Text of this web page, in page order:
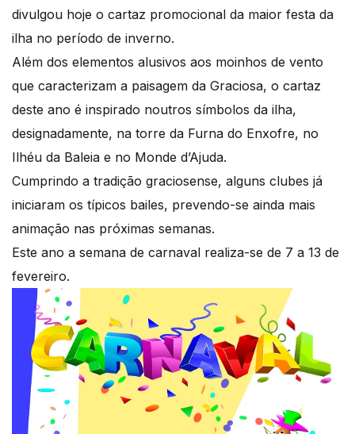
divulgou hoje o cartaz promocional da maior festa da
ilha no período de inverno.
Além dos elementos alusivos aos moinhos de vento
que caracterizam a paisagem da Graciosa, o cartaz
deste ano é inspirado noutros símbolos da ilha,
designadamente, na torre da Furna do Enxofre, no
Ilhéu da Baleia e no Monde d’Ajuda.
Cumprindo a tradição graciosense, alguns clubes já
iniciaram os típicos bailes, prevendo-se ainda mais
animação nas próximas semanas.
Este ano a semana de carnaval realiza-se de 7 a 13 de
fevereiro.